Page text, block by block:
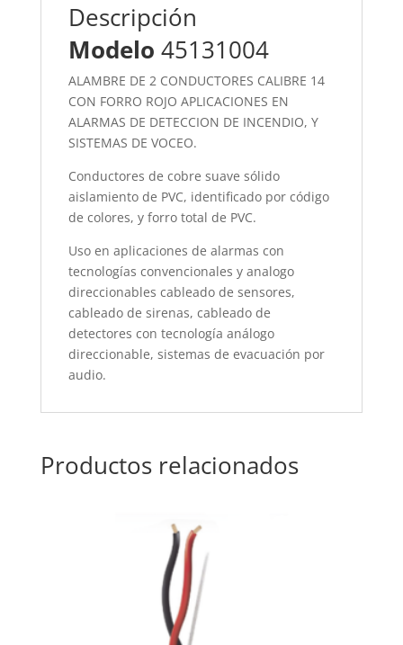
Descripción
Modelo 45131004
ALAMBRE DE 2 CONDUCTORES CALIBRE 14
CON FORRO ROJO APLICACIONES EN
ALARMAS DE DETECCION DE INCENDIO, Y
SISTEMAS DE VOCEO.
Conductores de cobre suave sólido
aislamiento de PVC, identificado por código
de colores, y forro total de PVC.
Uso en aplicaciones de alarmas con
tecnologías convencionales y analogo
direccionables cableado de sensores,
cableado de sirenas, cableado de
detectores con tecnología análogo
direccionable, sistemas de evacuación por
audio.
Productos relacionados